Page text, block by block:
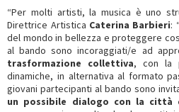
“Per molti artisti, la musica è uno
Direttrice Artistica Caterina Barbieri:
del mondo in bellezza e proteggere
al bando sono incoraggiati/e ad
trasformazione collettiva, con la
dinamiche, in alternativa al formato
giovani partecipanti al bando sono
un possibile dialogo con la città